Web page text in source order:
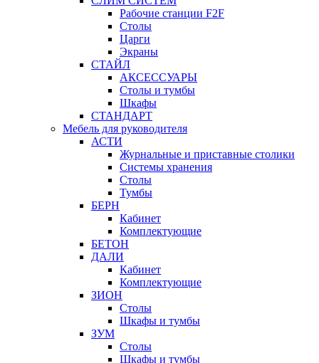
Рабочие станции F2F
Столы
Царги
Экраны
СТАЙЛ
АКСЕССУАРЫ
Столы и тумбы
Шкафы
СТАНДАРТ
Мебель для руководителя
АСТИ
Журнальные и приставные столики
Системы хранения
Столы
Тумбы
БЕРН
Кабинет
Комплектующие
БЕТОН
ДАЛИ
Кабинет
Комплектующие
ЗИОН
Столы
Шкафы и тумбы
ЗУМ
Столы
Шкафы и тумбы